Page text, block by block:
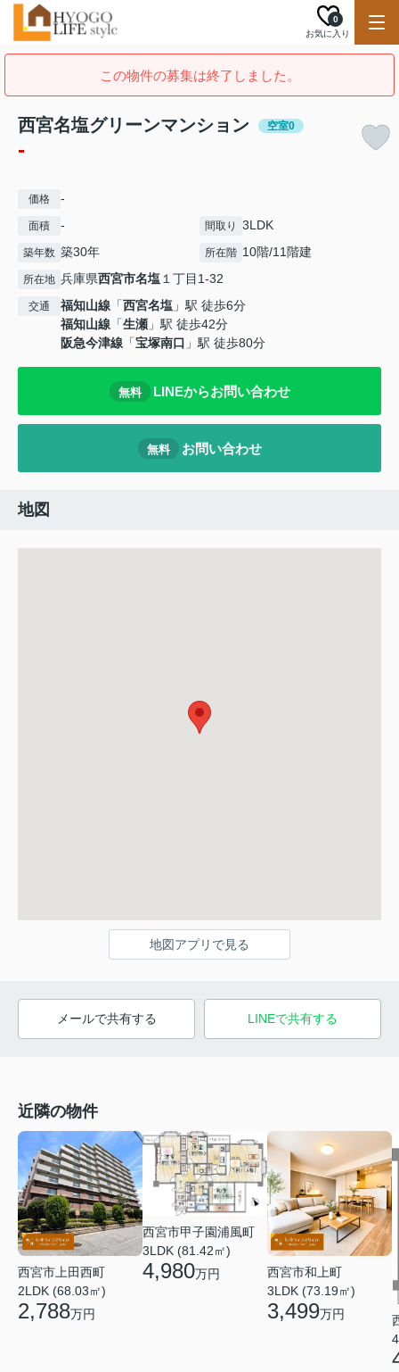
お気に入り
0
この物件の募集は終了しました。
西宮名塩グリーンマンション 空室0
-
価格 -
面積 - 間取り 3LDK
築年数 築30年 所在階 10階/11階建
所在地 兵庫県西宮市名塩 １丁目1-32
交通 福知山線 「西宮名塩 」駅 徒歩6分
福知山線 「生瀬 」駅 徒歩42分
阪急今津線 「宝塚南口 」駅 徒歩80分
無料 LINEからお問い合わせ
無料 お問い合わせ
地図
地図アプリで見る
メールで共有する LINEで共有する
近隣の物件
西宮市上田西町
2LDK (68.03㎡)
2,788万円
西宮市甲子園浦風町
3LDK (81.42㎡)
4,980万円
西宮市和上町
3LDK (73.19㎡)
3,499万円